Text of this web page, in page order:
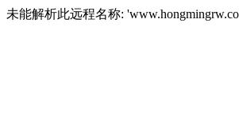
未能解析此远程名称: